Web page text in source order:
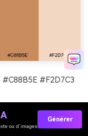
#F2D7C3
ou d’images
Générer